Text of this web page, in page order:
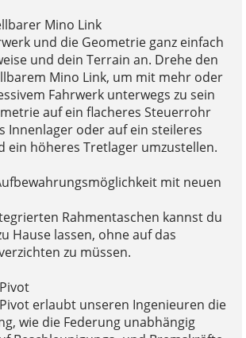
Mino Link
und die Geometrie ganz einfach
und dein Terrain an. Drehe den
Mino Link, um mit mehr oder
Fahrwerk unterwegs zu sein
auf ein flacheres Steuerrohr
Innenlager oder auf ein steileres
ein höheres Tretlager umzustellen.
mit neuen
Rahmentaschen kannst du
Hause lassen, ohne auf das
zu müssen.
erlaubt unseren Ingenieuren die
wie die Federung unabhängig